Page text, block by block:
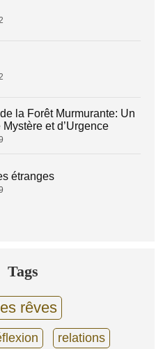
la Forêt Murmurante: Un
Mystère et d’Urgence
étranges
Tags
rêves
relations